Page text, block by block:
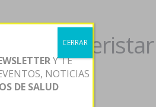
oxitril
Y TE
NOTICIAS
DE SALUD
CERRAR